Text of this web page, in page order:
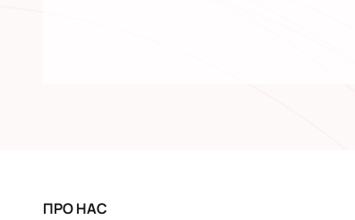
ПРО НАС